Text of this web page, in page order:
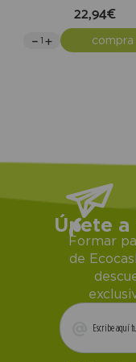
22,94€
compra
Únete a
Formar
de